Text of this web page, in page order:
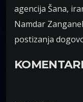
agencija Šana,
Namdar
postizanja
KOMENTARI